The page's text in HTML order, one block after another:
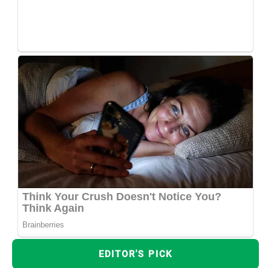
EDITOR'S PICK